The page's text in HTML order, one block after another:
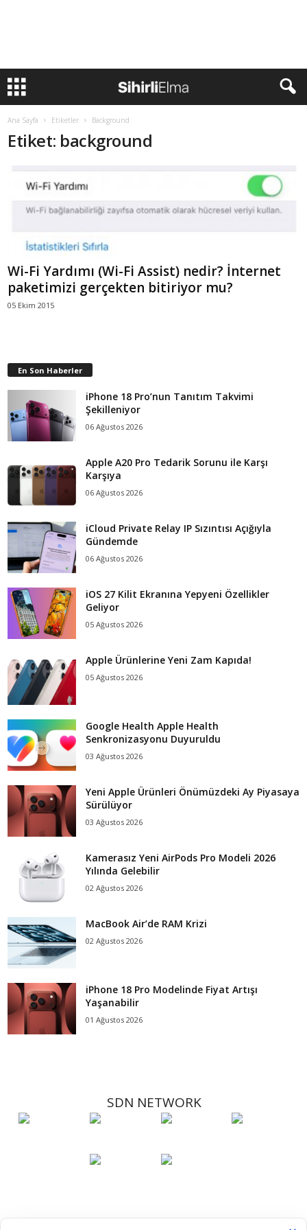
Ana Sayfa Etiketler Background
Etiket: background
Wi-Fi Yardımı (Wi-Fi Assist) nedir? İnternet
paketimizi gerçekten bitiriyor mu?
05 Ekim 2015
En Son Haberler
iPhone 18 Pro’nun Tanıtım Takvimi
Şekilleniyor
06 Ağustos 2026
Apple A20 Pro Tedarik Sorunu ile Karşı
Karşıya
06 Ağustos 2026
iCloud Private Relay IP Sızıntısı Açığıyla
Gündemde
06 Ağustos 2026
iOS 27 Kilit Ekranına Yepyeni Özellikler
Geliyor
05 Ağustos 2026
Apple Ürünlerine Yeni Zam Kapıda!
05 Ağustos 2026
Google Health Apple Health
Senkronizasyonu Duyuruldu
03 Ağustos 2026
Yeni Apple Ürünleri Önümüzdeki Ay Piyasaya
Sürülüyor
03 Ağustos 2026
Kamerasız Yeni AirPods Pro Modeli 2026
Yılında Gelebilir
02 Ağustos 2026
MacBook Air’de RAM Krizi
02 Ağustos 2026
iPhone 18 Pro Modelinde Fiyat Artışı
Yaşanabilir
01 Ağustos 2026
SDN NETWORK